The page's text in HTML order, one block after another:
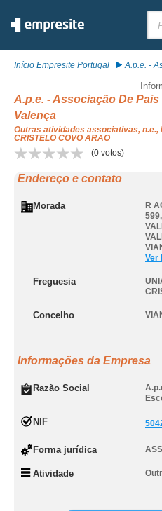
Início Empresite Portugal A.p.e. -
A.p.e. - Associação De
Valença
Outras atividades associativas, n.e.,
CRISTELO COVO ARAO
(0 votos)
Endereço e contato
Morada
R
Ver
Freguesia
Concelho
Informações da Empresa
Razão Social
NIF
Forma jurídica ASS
Atividade